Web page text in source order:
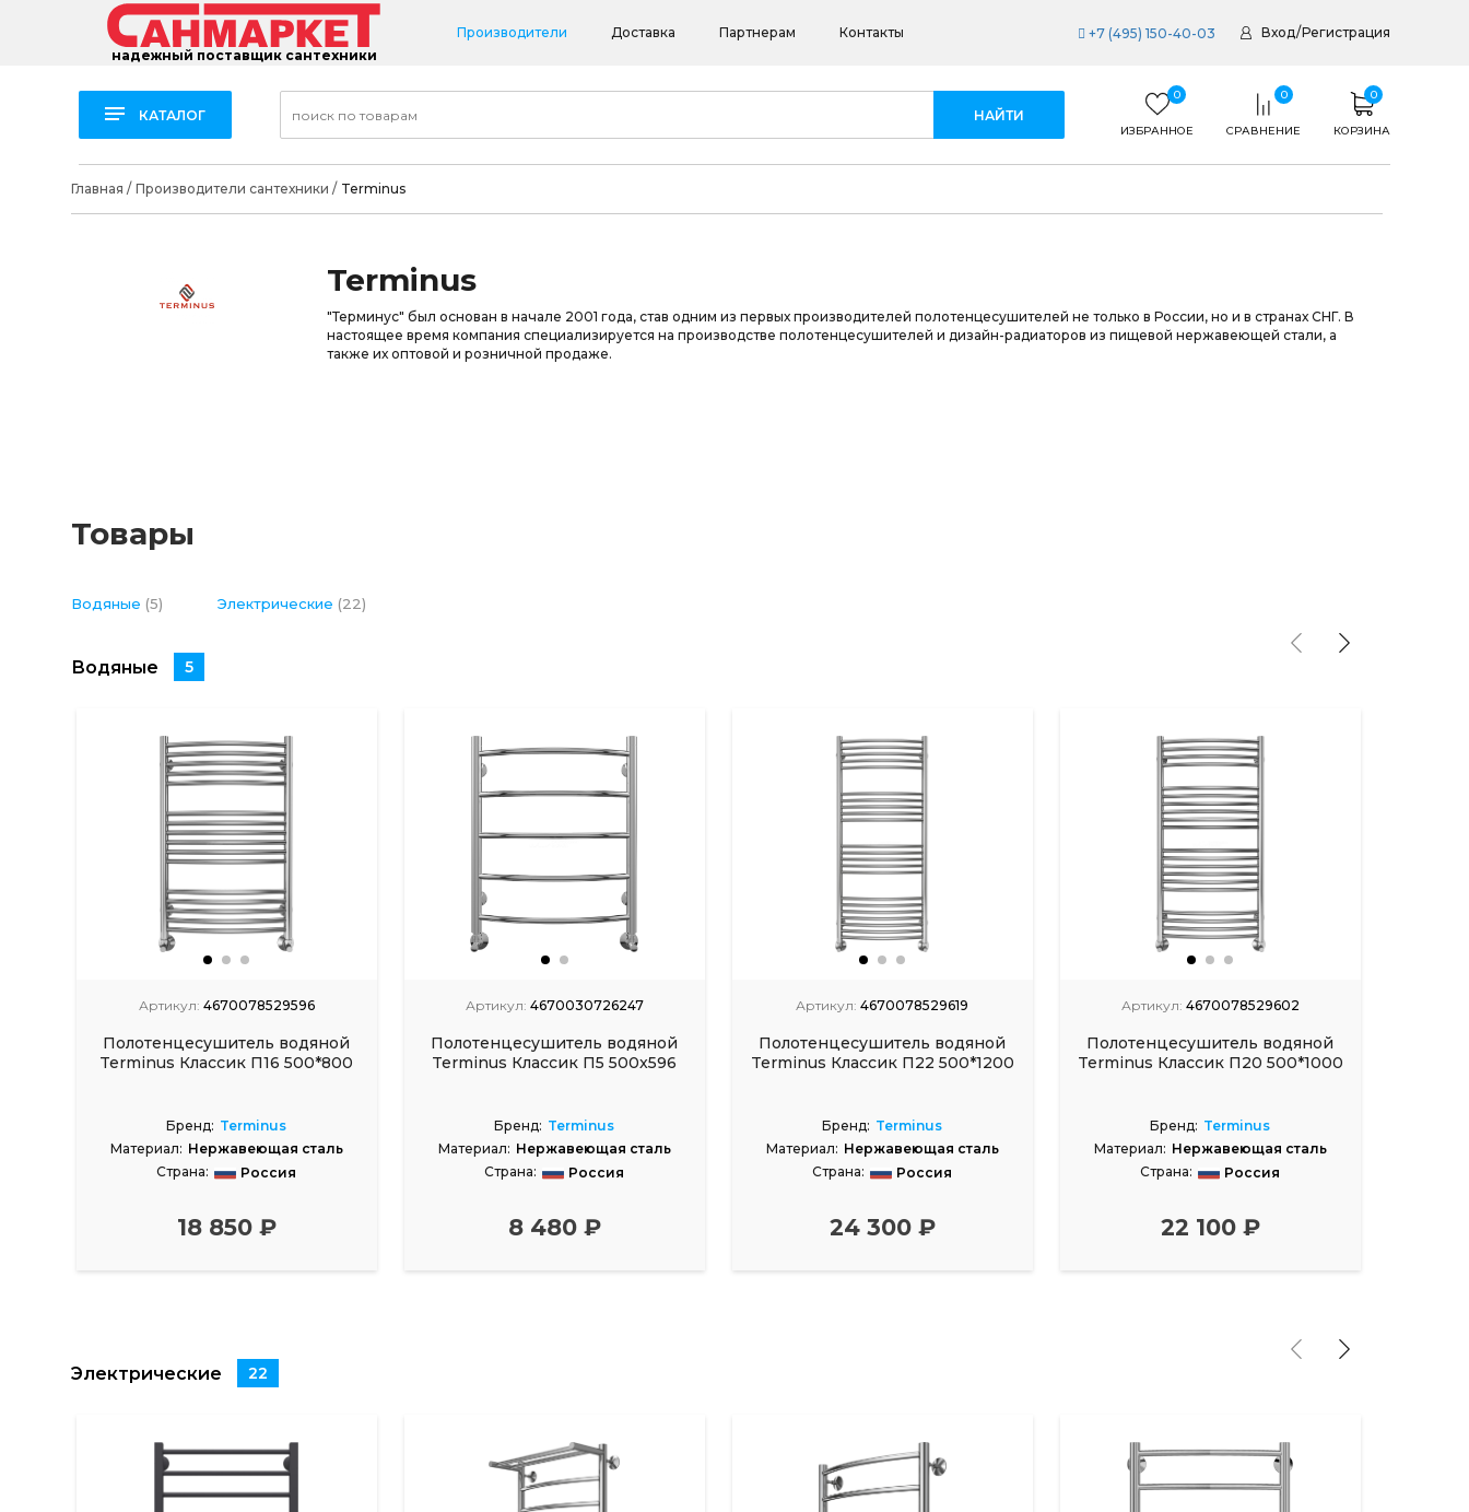
надежный поставщик сантехники
Производители Доставка Партнерам Контакты +7 (495) 150-40-03 Вход/Регистрация
КАТАЛОГ
0
ИЗБРАННОЕ
0
СРАВНЕНИЕ
0
КОРЗИНА
Главная / Производители сантехники / Terminus
Terminus
"Терминус" был основан в начале 2001 года, став одним из первых производителей полотенцесушителей не только в России, но и в странах СНГ. В
настоящее время компания специализируется на производстве полотенцесушителей и дизайн-радиаторов из пищевой нержавеющей стали, а
также их оптовой и розничной продаже.
Товары
Водяные (5) Электрические (22)
Водяные 5
Артикул: 4670078529596
Полотенцесушитель водяной
Terminus Классик П16 500*800
Бренд: Terminus
Материал: Нержавеющая сталь
Страна:
Россия
18 850 ₽
Артикул: 4670030726247
Полотенцесушитель водяной
Terminus Классик П5 500x596
Бренд: Terminus
Материал: Нержавеющая сталь
Страна:
Россия
8 480 ₽
Артикул: 4670078529619
Полотенцесушитель водяной
Terminus Классик П22 500*1200
Бренд: Terminus
Материал: Нержавеющая сталь
Страна:
Россия
24 300 ₽
Артикул: 4670078529602
Полотенцесушитель водяной
Terminus Классик П20 500*1000
Бренд: Terminus
Материал: Нержавеющая сталь
Страна:
Россия
22 100 ₽
Электрические 22